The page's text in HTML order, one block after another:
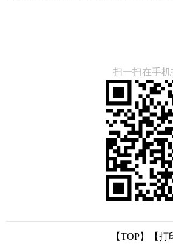
扫一扫在手
【TOP】 【打